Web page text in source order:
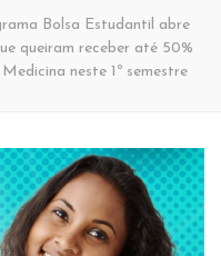
Bolsa Estudantil abre
queiram receber até 50%
neste 1º semestre